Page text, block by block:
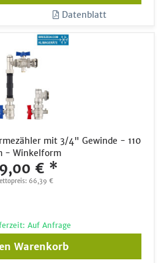
Datenblatt
mit 3/4" Gewinde - 110
- Winkelform
€ *
66,39 €
Auf Anfrage
Warenkorb